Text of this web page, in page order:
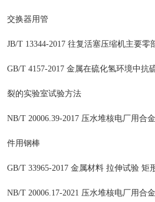
交换器用管
JB/T 13344-2017 往复活塞压缩机主要零
GB/T 4157-2017 金属在硫化氢环境中抗
裂的实验室试验方法
NB/T 20006.39-2017 压水堆核电厂用合
件用钢棒
GB/T 33965-2017 金属材料 拉伸试验 矩
NB/T 20006.17-2021 压水堆核电厂用合